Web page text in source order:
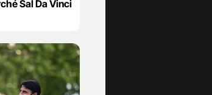
Sal Da Vinci